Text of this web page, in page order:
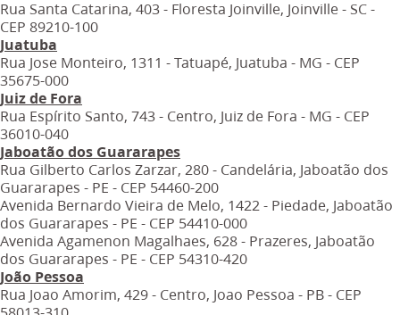
Rua Santa Catarina, 403 - Floresta Joinville, Joinville - SC -
CEP 89210-100
Juatuba
Rua Jose Monteiro, 1311 - Tatuapé, Juatuba - MG - CEP
35675-000
Juiz de Fora
Rua Espírito Santo, 743 - Centro, Juiz de Fora - MG - CEP
36010-040
Jaboatão dos Guararapes
Rua Gilberto Carlos Zarzar, 280 - Candelária, Jaboatão dos
Guararapes - PE - CEP 54460-200
Avenida Bernardo Vieira de Melo, 1422 - Piedade, Jaboatão
dos Guararapes - PE - CEP 54410-000
Avenida Agamenon Magalhaes, 628 - Prazeres, Jaboatão
dos Guararapes - PE - CEP 54310-420
João Pessoa
Rua Joao Amorim, 429 - Centro, Joao Pessoa - PB - CEP